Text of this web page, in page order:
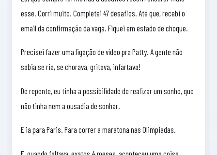
esse. Corri muito. Completei 47 desafios. Até que, recebi o
email da confirmação da vaga. Fiquei em estado de choque.
Precisei fazer uma ligação de vídeo pra Patty. A gente não
sabia se ria, se chorava, gritava, infartava!
De repente, eu tinha a possibilidade de realizar um sonho, que
não tinha nem a ousadia de sonhar.
E ia para Paris. Para correr a maratona nas Olimpiadas.